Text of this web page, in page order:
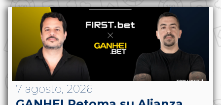
7 agosto, 2026